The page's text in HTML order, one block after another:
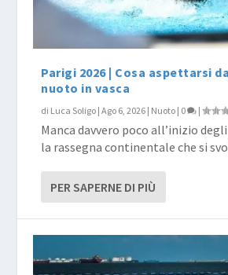
Parigi 2026 | Cosa aspettarsi
nuoto in vasca
di Luca Soligo |Ago 6, 2026 | Nuoto | 0 |
Manca davvero poco all’inizio
la rassegna continentale che si
PER SAPERNE DI PIÙ